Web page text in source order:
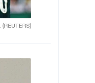
(REUTERS)